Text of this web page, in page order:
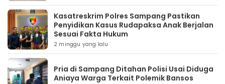
Kasatreskrim Polres Sampang Pastikan
Penyidikan Kasus Rudapaksa Anak Berjalan
Sesuai Fakta Hukum
2 minggu yang lalu
Pria di Sampang Ditahan Polisi Usai Diduga
Aniaya Warga Terkait Polemik Bansos